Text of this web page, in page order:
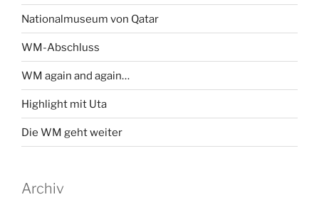
Nationalmuseum von Qatar
WM-Abschluss
WM again and again…
Highlight mit Uta
Die WM geht weiter
Archiv